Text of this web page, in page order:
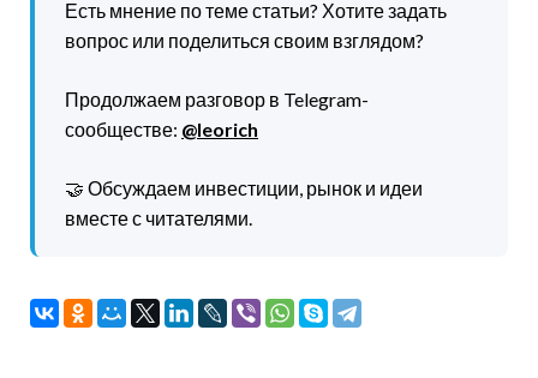
Есть мнение по теме статьи? Хотите задать
вопрос или поделиться своим взглядом?
Продолжаем разговор в Telegram-
сообществе: @leorich
🤝 Обсуждаем инвестиции, рынок и идеи
вместе с читателями.